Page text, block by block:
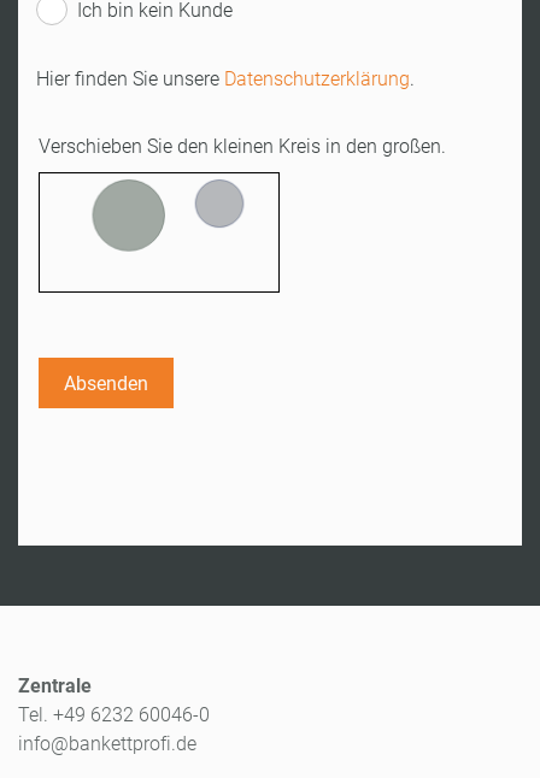
Zentrale
Tel. +49 6232 60046-0
info@bankettprofi.de